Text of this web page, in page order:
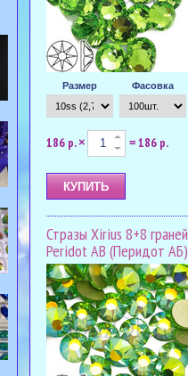
Размер Фасовка
186 р.× = 186 р.
Стразы Xirius 8+8 граней
Peridot AB (Перидот АБ)